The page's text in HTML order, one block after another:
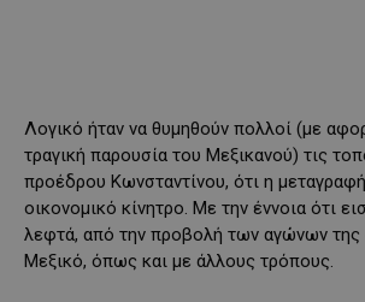
Λογικό ήταν να θυμηθούν πολλοί (με
τραγική παρουσία του Μεξικανού) τις
προέδρου Κωνσταντίνου, ότι η
οικονομικό κίνητρο. Με την έννοια ότι
λεφτά, από την προβολή των αγώνων της
Μεξικό, όπως και με άλλους τρόπους.